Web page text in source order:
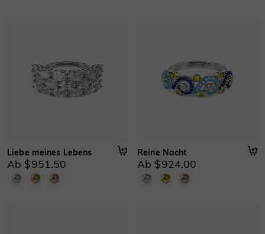
Liebe meines Lebens
Ab $951.50
Reine Nacht
Ab $924.00